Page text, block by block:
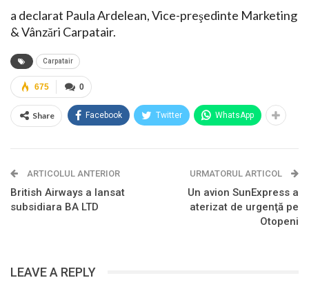
a declarat Paula Ardelean, Vice-preşedinte Marketing
& Vânzări Carpatair.
Carpatair
0
675
Share Facebook Twitter WhatsApp
ARTICOLUL ANTERIOR
British Airways a lansat
subsidiara BA LTD
URMATORUL ARTICOL
Un avion SunExpress a
aterizat de urgenţă pe
Otopeni
LEAVE A REPLY